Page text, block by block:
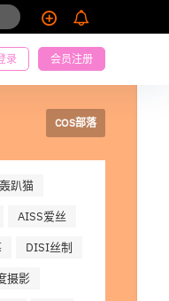
录 会员注册
COS部落
轰趴猫
AISS爱丝
DISI丝制
摄影